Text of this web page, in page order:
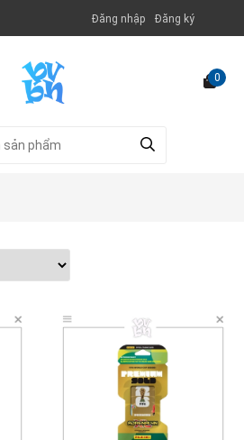
Đăng nhập Đăng ký
0